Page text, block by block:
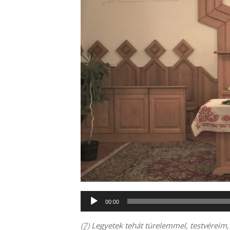
Audió
lejátszó
00:00
(7)Legyetek tehát türelemmel,